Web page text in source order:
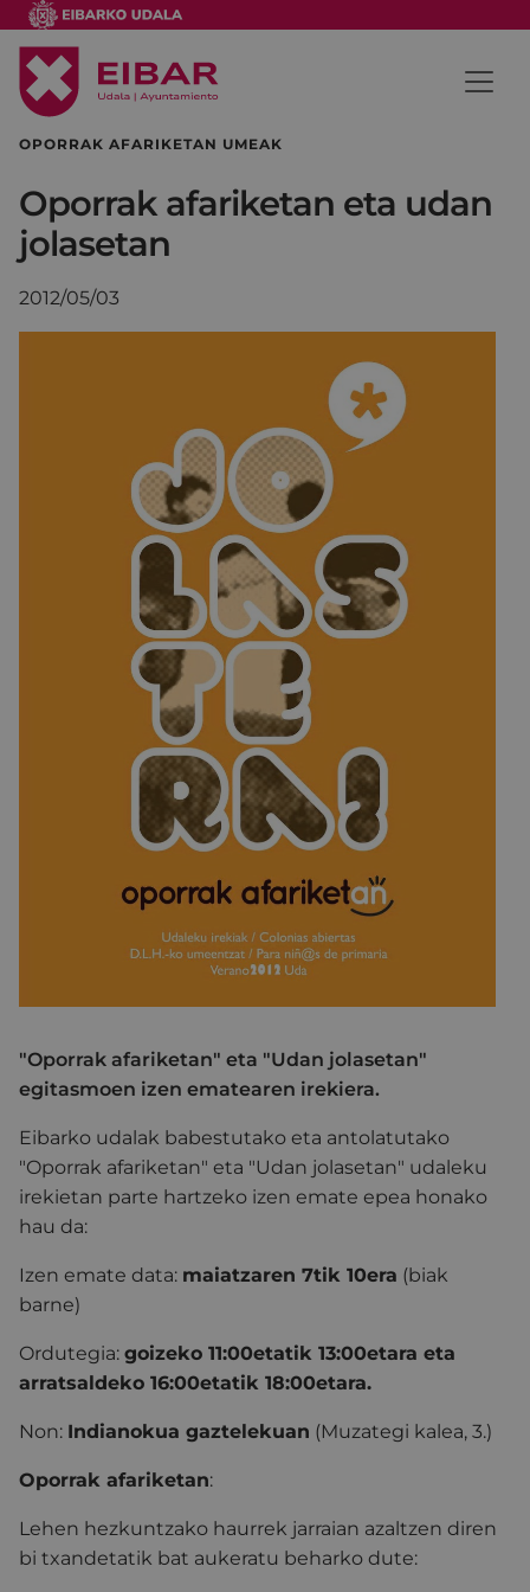
OPORRAK AFARIKETAN UMEAK
Oporrak afariketan eta udan
jolasetan
2012/05/03
"Oporrak afariketan" eta "Udan jolasetan"
egitasmoen izen ematearen irekiera.
Eibarko udalak babestutako eta antolatutako
"Oporrak afariketan" eta "Udan jolasetan" udaleku
irekietan parte hartzeko izen emate epea honako
hau da:
Izen emate data: maiatzaren 7tik 10era (biak
barne)
Ordutegia: goizeko 11:00etatik 13:00etara eta
arratsaldeko 16:00etatik 18:00etara.
Non: Indianokua gaztelekuan (Muzategi kalea, 3.)
Oporrak afariketan:
Lehen hezkuntzako haurrek jarraian azaltzen diren
bi txandetatik bat aukeratu beharko dute: